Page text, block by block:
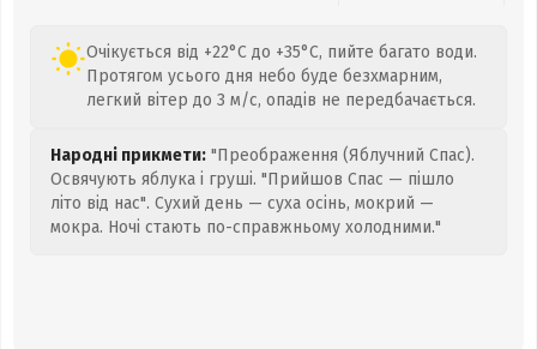
Очікується від +22°C до +35°C, пийте багато води.
Протягом усього дня небо буде безхмарним,
легкий вітер до 3 м/с, опадів не передбачається.
Народні прикмети: "Преображення (Яблучний Спас).
Освячують яблука і груші. "Прийшов Спас — пішло
літо від нас". Сухий день — суха осінь, мокрий —
мокра. Ночі стають по-справжньому холодними."